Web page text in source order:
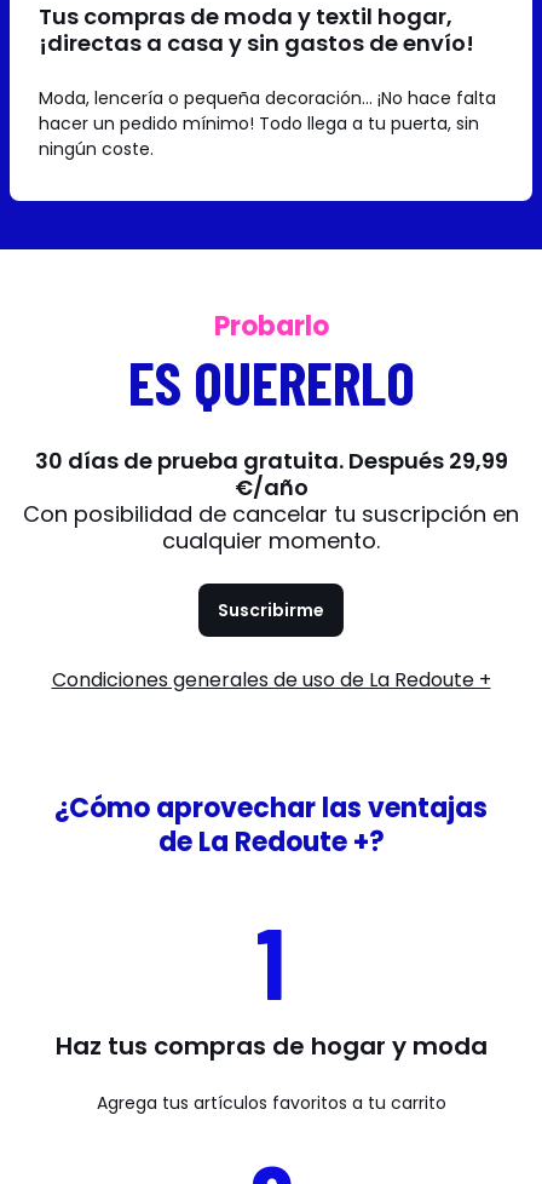
Tus compras de moda y textil hogar,
¡directas a casa y sin gastos de envío!
Moda, lencería o pequeña decoración... ¡No hace falta
hacer un pedido mínimo! Todo llega a tu puerta, sin
ningún coste.
Probarlo
ES QUERERLO
30 días de prueba gratuita. Después 29,99
€/año
Con posibilidad de cancelar tu suscripción en
cualquier momento.
Suscribirme
Condiciones generales de uso de La Redoute +
¿Cómo aprovechar las ventajas
de La Redoute +?
1
Haz tus compras de hogar y moda
Agrega tus artículos favoritos a tu carrito